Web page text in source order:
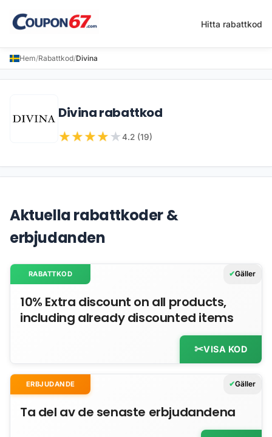
Hitta rabattkod
Hem/Rabattkod/Divina
Divina rabattkod
★★★★ ★4.2 (19)
Aktuella rabattkoder &
erbjudanden
RABATTKOD Gäller
10% Extra discount on all products,
including already discounted items
VISA KOD
ERBJUDANDE Gäller
Ta del av de senaste erbjudandena